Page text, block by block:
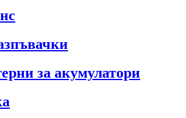
за акумулатори